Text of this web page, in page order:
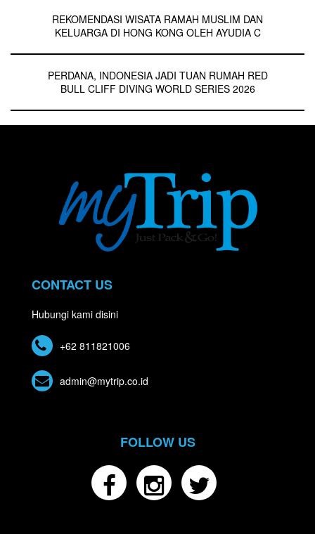
REKOMENDASI WISATA RAMAH MUSLIM DAN
KELUARGA DI HONG KONG OLEH AYUDIA C
PERDANA, INDONESIA JADI TUAN RUMAH RED
BULL CLIFF DIVING WORLD SERIES 2026
CONTACT US
Hubungi kami disini
+62 811821006
admin@mytrip.co.id
FOLLOW US